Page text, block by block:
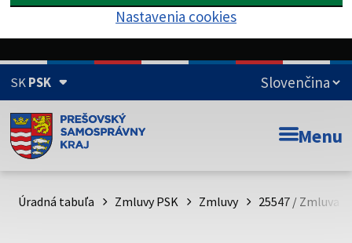
Nastavenia cookies
SKPSK
Doména psk.sk je oficiálna
Toto je oficiálna webová stránka Prešovského
psk.sk.
Menu
Úradná tabuľa Zmluvy PSK Zmluvy 25547 / Zmluva